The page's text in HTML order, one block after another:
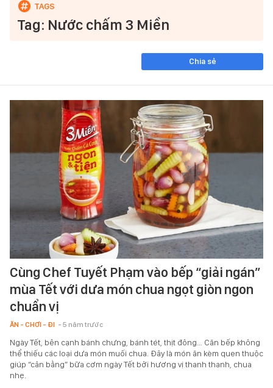
Tag: Nước chấm 3 Miền
Chia sẻ
Cùng Chef Tuyết Phạm vào bếp “giải ngán”
mùa Tết với dưa món chua ngọt giòn ngon
chuẩn vị
ĂN - CHƠI - ĐI - 5 năm trước
Ngày Tết, bên cạnh bánh chưng, bánh tét, thịt đông… Căn bếp không
thể thiếu các loại dưa món muối chua. Đây là món ăn kèm quen thuộc
giúp “cân bằng” bữa cơm ngày Tết bởi hương vị thanh thanh, chua
nhẹ.